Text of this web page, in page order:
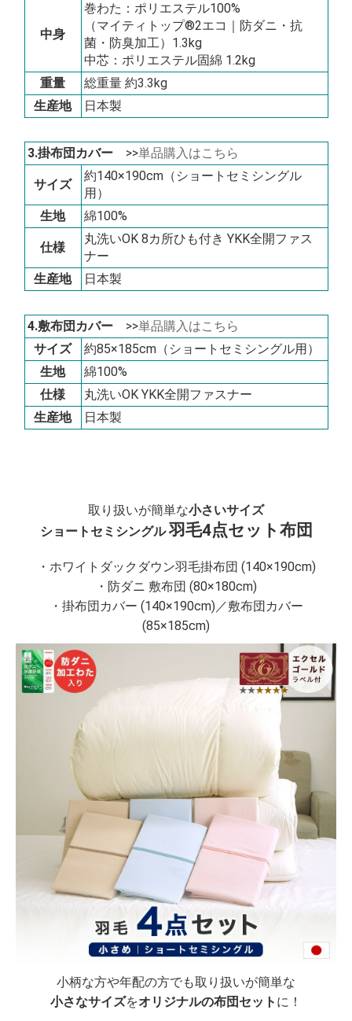
中身
巻わた：ポリエステル100%
（マイティトップ®2エコ｜防ダニ・抗
菌・防臭加工）1.3kg
中芯：ポリエステル固綿 1.2kg
重量
総重量 約3.3kg
生産地
日本製
3.掛布団カバー >>単品購入はこちら
サイズ
約140×190cm（ショートセミシングル
用）
生地
綿100%
仕様
丸洗いOK 8カ所ひも付き YKK全開ファス
ナー
生産地
日本製
4.敷布団カバー >>単品購入はこちら
サイズ
約85×185cm（ショートセミシングル用）
生地
綿100%
仕様
丸洗いOK YKK全開ファスナー
生産地
日本製
取り扱いが簡単な小さいサイズ
ショートセミシングル羽毛4点セット布団
・ホワイトダックダウン羽毛掛布団 (140×190cm)
・防ダニ 敷布団 (80×180cm)
・掛布団カバー (140×190cm)／敷布団カバー
(85×185cm)
小柄な方や年配の方でも取り扱いが簡単な
小さなサイズをオリジナルの布団セット に！